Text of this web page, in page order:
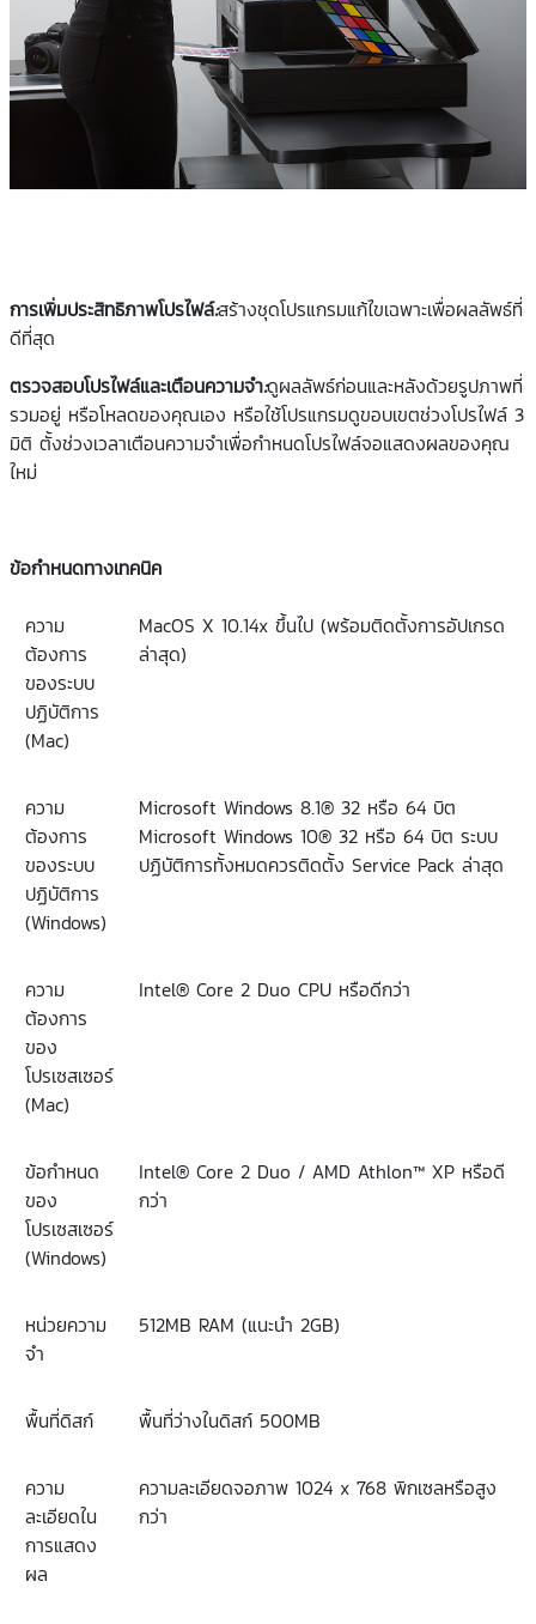
การเพิ่มประสิทธิภาพโปรไฟล์:สร้างชุดโปรแกรมแก้ไขเฉพาะเพื่อผลลัพธ์ที่
ดีที่สุด
ตรวจสอบโปรไฟล์และเตือนความจำ:ดูผลลัพธ์ก่อนและหลังด้วยรูปภาพที่
รวมอยู่ หรือโหลดของคุณเอง หรือใช้โปรแกรมดูขอบเขตช่วงโปรไฟล์ 3
มิติ ตั้งช่วงเวลาเตือนความจำเพื่อกำหนดโปรไฟล์จอแสดงผลของคุณ
ใหม่
ข้อกำหนดทางเทคนิค
ความ
ต้องการ
ของระบบ
ปฏิบัติการ
(Mac)
MacOS X 10.14x ขึ้นไป(พร้อมติดตั้งการอัปเกรด
ล่าสุด)
ความ
ต้องการ
ของระบบ
ปฏิบัติการ
(Windows)
Microsoft Windows 8.1® 32 หรือ 64 บิต
Microsoft Windows 10® 32 หรือ 64 บิต ระบบ
ปฏิบัติการทั้งหมดควรติดตั้ง Service Pack ล่าสุด
ความ
ต้องการ
ของ
โปรเซสเซอร์
(Mac)
Intel® Core 2 Duo CPU หรือดีกว่า
ข้อกำหนด
ของ
โปรเซสเซอร์
(Windows)
Intel® Core 2 Duo / AMD Athlon™ XP หรือดี
กว่า
หน่วยความ
จำ
512MB RAM (แนะนำ 2GB)
พื้นที่ดิสก์ พื้นที่ว่างในดิสก์500MB
ความ
ละเอียดใน
การแสดง
ผล
ความละเอียดจอภาพ1024 x 768 พิกเซลหรือสูง
กว่า